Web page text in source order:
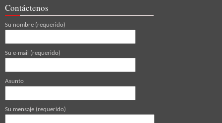
Contáctenos
Su nombre (requerido)
Su e-mail (requerido)
Asunto
Su mensaje (requerido)